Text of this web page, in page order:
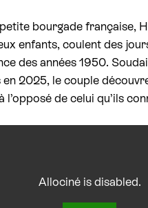
bourgade française,
enfants, coulent des
des années 1950.
2025, le couple
l’opposé de celui qu’ils
Allociné is disabled.